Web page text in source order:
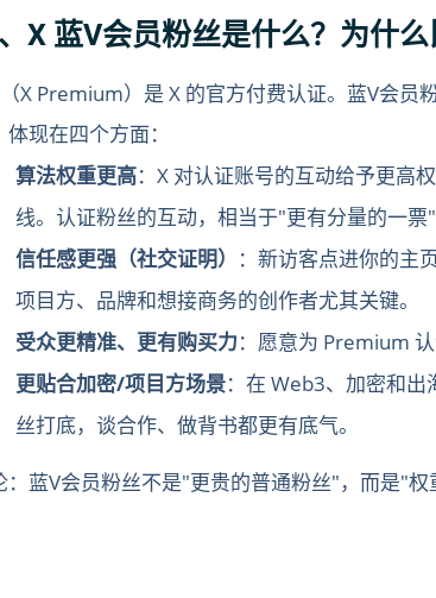
X 蓝V会员粉丝是什么？为什么
X Premium）是 X 的官方付费认证。蓝V会
体现在四个方面：
算法权重更高：X 对认证账号的互动给予更
线。认证粉丝的互动，相当于"更有分量的一票"
信任感更强（社交证明）
：新访客点进你的主
项目方、品牌和想接商务的创作者尤其关键。
受众更精准、更有购买力：愿意为 Premium
更贴合加密/项目方场景：在 Web3、加密和
丝打底，谈合作、做背书都更有底气。
：蓝V会员粉丝不是"更贵的普通粉丝"，而是"